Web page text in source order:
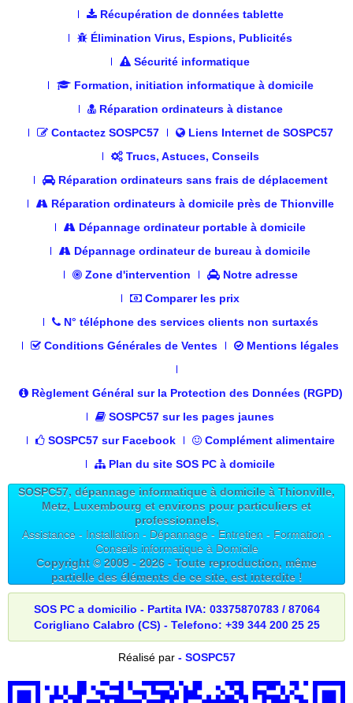
Récupération de données tablette
Élimination Virus, Espions, Publicités
Sécurité informatique
Formation, initiation informatique à domicile
Réparation ordinateurs à distance
Contactez SOSPC57
Liens Internet de SOSPC57
Trucs, Astuces, Conseils
Réparation ordinateurs sans frais de déplacement
Réparation ordinateurs à domicile près de Thionville
Dépannage ordinateur portable à domicile
Dépannage ordinateur de bureau à domicile
Zone d'intervention
Notre adresse
Comparer les prix
N° téléphone des services clients non surtaxés
Conditions Générales de Ventes
Mentions légales
Règlement Général sur la Protection des Données (RGPD)
SOSPC57 sur les pages jaunes
SOSPC57 sur Facebook
Complément alimentaire
Plan du site SOS PC à domicile
SOSPC57, dépannage informatique à domicile à Thionville,
Metz, Luxembourg et environs pour particuliers et
professionnels,
Assistance - Installation - Dépannage - Entretien - Formation -
Conseils informatique à Domicile
Copyright © 2009 - 2026 - Toute reproduction, même
partielle des éléments de ce site, est interdite !
SOS PC a domicilio - Partita IVA: 03375870783 / 87064
Corigliano Calabro (CS) - Telefono: +39 344 200 25 25
Réalisé par - SOSPC57